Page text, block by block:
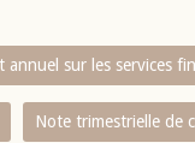
annuel sur les services
Note trimestrielle de